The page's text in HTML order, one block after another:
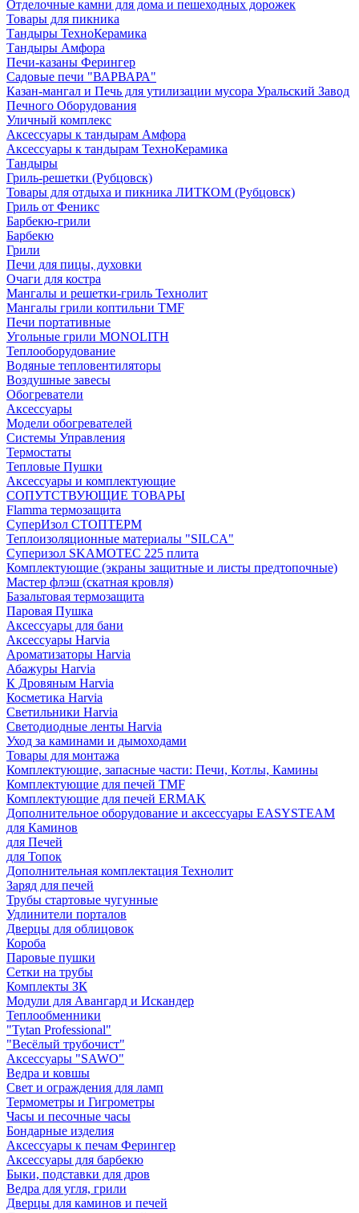
Отделочные камни для дома и пешеходных дорожек
Товары для пикника
Тандыры ТехноКерамика
Тандыры Амфора
Печи-казаны Ферингер
Садовые печи "ВАРВАРА"
Казан-мангал и Печь для утилизации мусора Уральский Завод
Печного Оборудования
Уличный комплекс
Аксессуары к тандырам Амфора
Аксессуары к тандырам ТехноКерамика
Тандыры
Гриль-решетки (Рубцовск)
Товары для отдыха и пикника ЛИТКОМ (Рубцовск)
Гриль от Феникс
Барбекю-грили
Барбекю
Грили
Печи для пицы, духовки
Очаги для костра
Мангалы и решетки-гриль Технолит
Мангалы грили коптильни TMF
Печи портативные
Угольные грили MONOLITH
Теплооборудование
Водяные тепловентиляторы
Воздушные завесы
Обогреватели
Аксессуары
Модели обогревателей
Системы Управления
Термостаты
Тепловые Пушки
Аксессуары и комплектующие
СОПУТСТВУЮЩИЕ ТОВАРЫ
Flamma термозащита
СуперИзол СТОПТЕРМ
Теплоизоляционные материалы "SILCA"
Суперизол SKAMOTEC 225 плита
Комплектующие (экраны защитные и листы предтопочные)
Мастер флэш (скатная кровля)
Базальтовая термозащита
Паровая Пушка
Аксессуары для бани
Аксессуары Harvia
Ароматизаторы Harvia
Абажуры Harvia
К Дровяным Harvia
Косметика Harvia
Светильники Harvia
Светодиодные ленты Harvia
Уход за каминами и дымоходами
Товары для монтажа
Комплектующие, запасные части: Печи, Котлы, Камины
Комплектующие для печей TMF
Комплектующие для печей ERMAK
Дополнительное оборудование и аксессуары EASYSTEAM
для Каминов
для Печей
для Топок
Дополнительная комплектация Технолит
Заряд для печей
Трубы стартовые чугунные
Удлинители порталов
Дверцы для облицовок
Короба
Паровые пушки
Сетки на трубы
Комплекты ЗК
Модули для Авангард и Искандер
Теплообменники
"Tytan Professional"
"Весёлый трубочист"
Аксессуары "SAWO"
Ведра и ковшы
Свет и ограждения для ламп
Термометры и Гигрометры
Часы и песочные часы
Бондарные изделия
Аксессуары к печам Ферингер
Аксессуары для барбекю
Быки, подставки для дров
Ведра для угля, грили
Дверцы для каминов и печей